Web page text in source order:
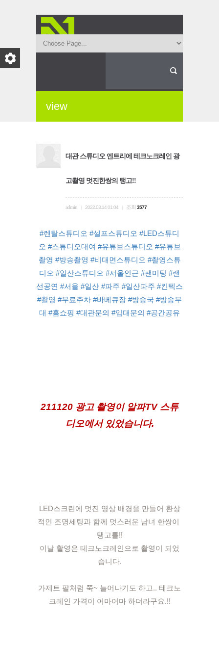
view
대관 스튜디오 엔트리에 테크노크레인 광
고촬영 멋진한쌍의 탱고!!
admin 2022.03.14 01:04 조회 3577
#렌탈스튜디오 #셀프스튜디오 #LED스튜디
오 #스튜디오대여 #유튜브스튜디오 #유튜브
촬영 #방송촬영 #비대면스튜디오 #촬영스튜
디오 #일산스튜디오 #서울인근 #팬미팅 #랜
선공연 #서울 #일산 #파주 #일산파주 #킨텍스
#촬영 #무료주차 #바베큐장 #방송국 #방송무
대 #홈쇼핑 #대관문의 #임대문의 #공간공유
211120 광고 촬영이 알파TV 스튜
디오에서 있었습니다.
LED스크린에 멋진 영상 배경을 만들어 환상
적인 조명세팅과 함께 멋스러운 남녀 한쌍이
탱고를!!
이날 촬영은 테크노크레인으로 촬영이 되었
습니다.
가제트 팔처럼 쭉~ 늘어나기도 하고.. 테크노
크레인 가격이 어마어마 하더라구요.!!